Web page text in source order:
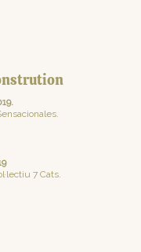
7 Cats.